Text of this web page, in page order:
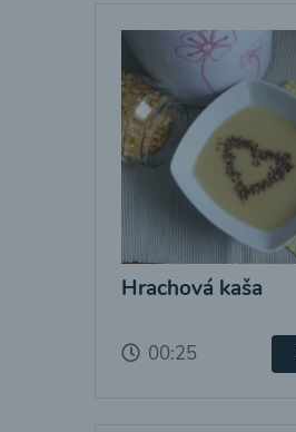
Hrachová kaša
00:25